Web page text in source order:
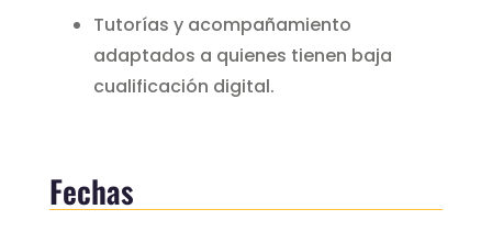
Tutorías y acompañamiento
adaptados a quienes tienen baja
cualificación digital.
Fechas